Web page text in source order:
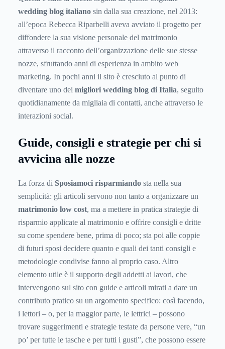
wedding blog italiano sin dalla sua creazione, nel 2013:
all’epoca Rebecca Riparbelli aveva avviato il progetto per
diffondere la sua visione personale del matrimonio
attraverso il racconto dell’organizzazione delle sue stesse
nozze, sfruttando anni di esperienza in ambito web
marketing. In pochi anni il sito è cresciuto al punto di
diventare uno dei migliori wedding blog di Italia, seguito
quotidianamente da migliaia di contatti, anche attraverso le
interazioni social.
Guide, consigli e strategie per chi si
avvicina alle nozze
La forza di Sposiamoci risparmiando sta nella sua
semplicità: gli articoli servono non tanto a organizzare un
matrimonio low cost, ma a mettere in pratica strategie di
risparmio applicate al matrimonio e offrire consigli e dritte
su come spendere bene, prima di poco; sta poi alle coppie
di futuri sposi decidere quanto e quali dei tanti consigli e
metodologie condivise fanno al proprio caso. Altro
elemento utile è il supporto degli addetti ai lavori, che
intervengono sul sito con guide e articoli mirati a dare un
contributo pratico su un argomento specifico: così facendo,
i lettori – o, per la maggior parte, le lettrici – possono
trovare suggerimenti e strategie testate da persone vere, “un
po’ per tutte le tasche e per tutti i gusti”, che possono essere